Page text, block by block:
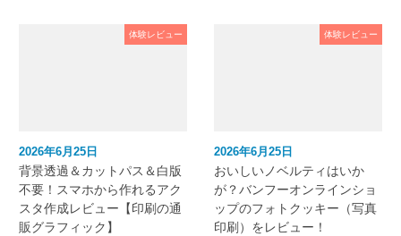
体験レビュー
2026年6月25日
背景透過＆カットパス＆白版
不要！スマホから作れるアク
スタ作成レビュー【印刷の通
販グラフィック】
体験レビュー
2026年6月25日
おいしいノベルティはいか
が？バンフーオンラインショ
ップのフォトクッキー（写真
印刷）をレビュー！